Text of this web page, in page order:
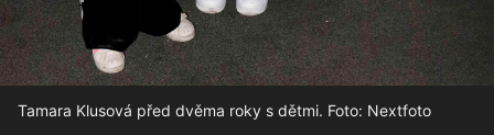
Tamara Klusová před dvěma roky s dětmi. Foto: Nextfoto